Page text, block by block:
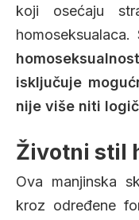
koji osećaju
homoseksualaca.
isključuje
nije više niti
Životni stil
Ova manjinska
kroz određene